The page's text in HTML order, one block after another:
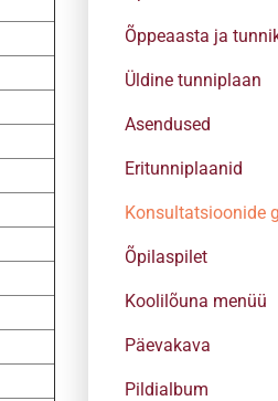
Õppeaasta ja
Üldine tunniplaan
Asendused
Eritunniplaanid
Konsultatsioonide
Õpilaspilet
Koolilõuna menüü
Päevakava
Pildialbum